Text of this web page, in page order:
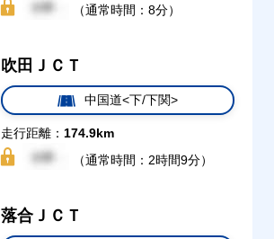
（通常時間：8分）
吹田ＪＣＴ
中国道<下/下関>
走行距離： 174.9km
（通常時間：2時間9分）
落合ＪＣＴ